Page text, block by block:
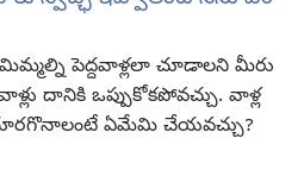
పెద్దవాళ్లలా చూడాలని మీరు
దానికి ఒప్పుకోకపోవచ్చు. వాళ్ల
ఏమేమి చేయవచ్చు?